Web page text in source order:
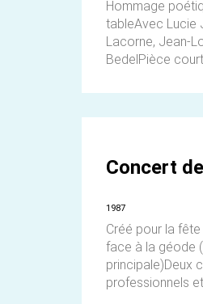
Hommage
tableAvec Lucie
Lacorne, Jean-
BedelPièce
Concert
1987
Créé pour la
face à la géode
principale)Deux
professionnels